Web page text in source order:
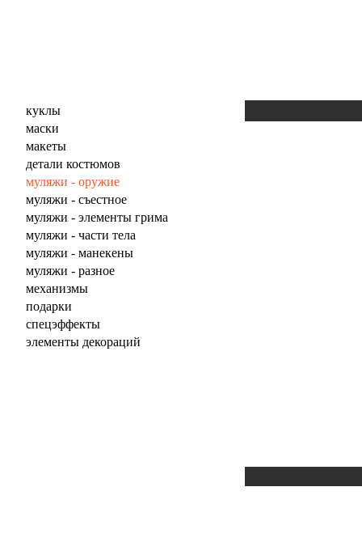
куклы
маски
макеты
детали костюмов
муляжи - оружие
муляжи - съестное
муляжи - элементы грима
муляжи - части тела
муляжи - манекены
муляжи - разное
механизмы
подарки
спецэффекты
элементы декораций